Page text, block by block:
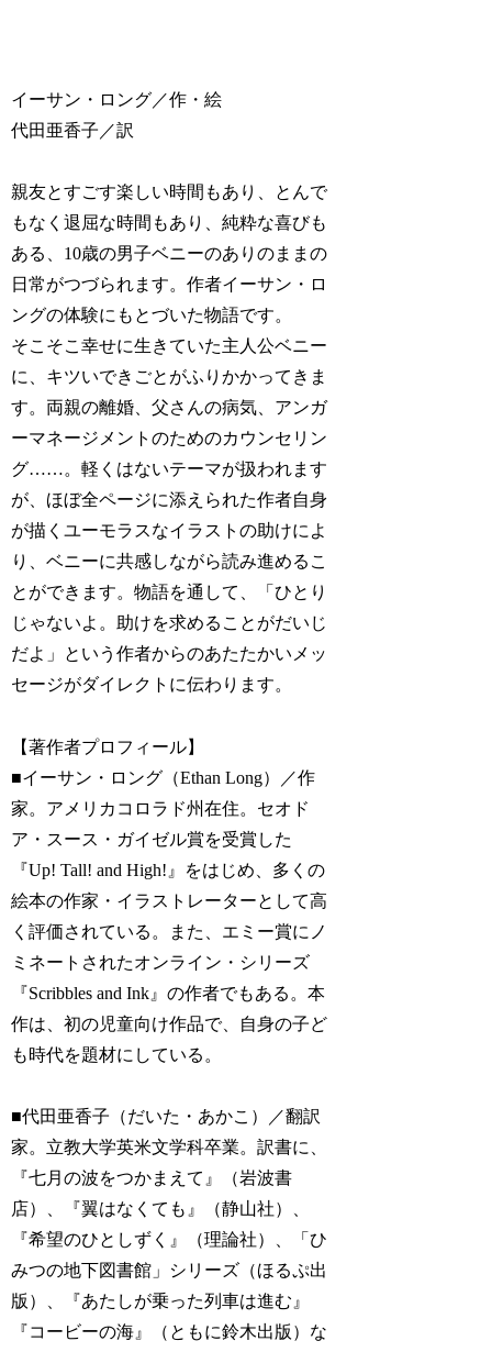
イーサン・ロング／作・絵
代田亜香子／訳
親友とすごす楽しい時間もあり、とんで
もなく退屈な時間もあり、純粋な喜びも
ある、10歳の男子ベニーのありのままの
日常がつづられます。作者イーサン・ロ
ングの体験にもとづいた物語です。
そこそこ幸せに生きていた主人公ベニー
に、キツいできごとがふりかかってきま
す。両親の離婚、父さんの病気、アンガ
ーマネージメントのためのカウンセリン
グ……。軽くはないテーマが扱われます
が、ほぼ全ページに添えられた作者自身
が描くユーモラスなイラストの助けによ
り、ベニーに共感しながら読み進めるこ
とができます。物語を通して、「ひとり
じゃないよ。助けを求めることがだいじ
だよ」という作者からのあたたかいメッ
セージがダイレクトに伝わります。
【著作者プロフィール】
■イーサン・ロング（Ethan Long）／作
家。アメリカコロラド州在住。セオド
ア・スース・ガイゼル賞を受賞した
『Up! Tall! and High!』をはじめ、多くの
絵本の作家・イラストレーターとして高
く評価されている。また、エミー賞にノ
ミネートされたオンライン・シリーズ
『Scribbles and Ink』の作者でもある。本
作は、初の児童向け作品で、自身の子ど
も時代を題材にしている。
■代田亜香子（だいた・あかこ）／翻訳
家。立教大学英米文学科卒業。訳書に、
『七月の波をつかまえて』（岩波書
店）、『翼はなくても』（静山社）、
『希望のひとしずく』（理論社）、「ひ
みつの地下図書館」シリーズ（ほるぷ出
版）、『あたしが乗った列車は進む』
『コービーの海』（ともに鈴木出版）な